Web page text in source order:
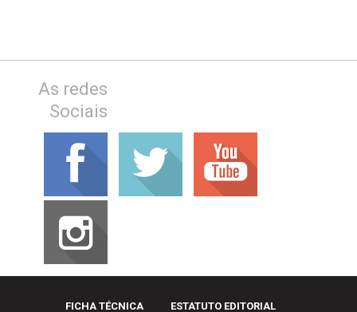
As redes
Sociais
FICHA TÉCNICA ESTATUTO EDITORIAL